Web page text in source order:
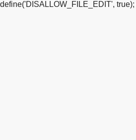
define('DISALLOW_FILE_EDIT',